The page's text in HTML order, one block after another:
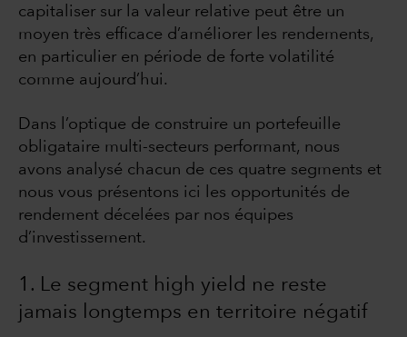
capitaliser sur la valeur relative peut être un
moyen très efficace d’améliorer les rendements,
en particulier en période de forte volatilité
comme aujourd’hui.
Dans l’optique de construire un portefeuille
obligataire multi-secteurs performant, nous
avons analysé chacun de ces quatre segments et
nous vous présentons ici les opportunités de
rendement décelées par nos équipes
d’investissement.
1. Le segment high yield ne reste
jamais longtemps en territoire négatif